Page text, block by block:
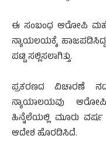
ಈ ಸಂಬಂಧ ಆರೋಪಿ
ನ್ಯಾಯಲಯಕ್ಕೆ
ಪಟ್ಟಿ ಸಲ್ಲಿಸಲಾಗಿತ್ತು.
ಪ್ರಕರಣದ ವಿಚಾರಣೆ
ನ್ಯಾಯಾಲಯವು
ಹಿನ್ನೆಲೆಯಲ್ಲಿ ಮೂರು ವರ್ಷ
ಆದೇಶ ಹೊರಡಿಸಿದೆ.